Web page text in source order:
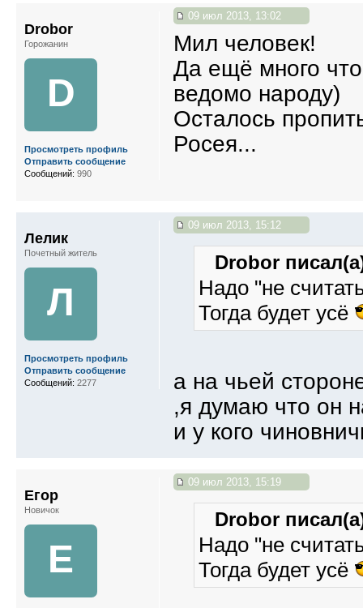
09 июл 2013, 13:02
Мил человек!
Да ещё много
ведомо народу)
Осталось
Росея...
Drobor
Горожанин
D
Просмотреть профиль
Отправить сообщение
Сообщений: 990
09 июл 2013, 15:12
Drobor
Надо "не
Тогда будет усё
а на чьей
,я думаю что он
и у кого
Лелик
Почетный житель
Л
Просмотреть профиль
Отправить сообщение
Сообщений: 2277
09 июл 2013, 15:19
Drobor
Надо "не
Тогда будет усё
Егор
Новичок
Е